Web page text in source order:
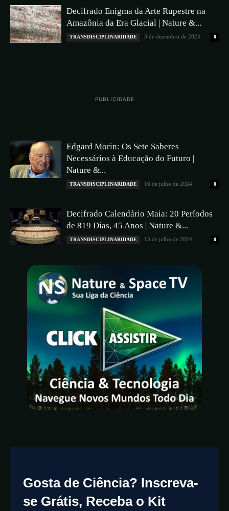
Decifrado Enigma da Arte Rupestre na
Amazônia da Era Glacial | Nature &...
TRANSDISCIPLINARIDADE 3 de dezembro de 2024 0
PUBLICIDADE
Edgard Morin: Os Sete Saberes
Necessários à Educação do Futuro |
Nature &...
TRANSDISCIPLINARIDADE 16 de julho de 2024 0
Decifrado Calendário Maia: 20 Períodos
de 819 Dias, 45 Anos | Nature &...
TRANSDISCIPLINARIDADE 15 de julho de 2024 0
Gosta de Ciência? Inscreva-
se Grátis, Receba o Kit